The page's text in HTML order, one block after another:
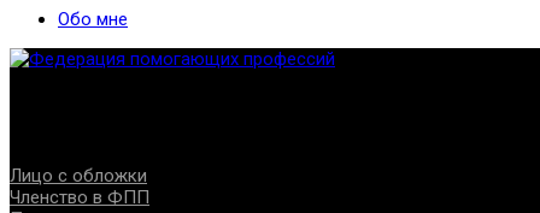
Обо мне
Лицо с обложки
Членство в ФПП